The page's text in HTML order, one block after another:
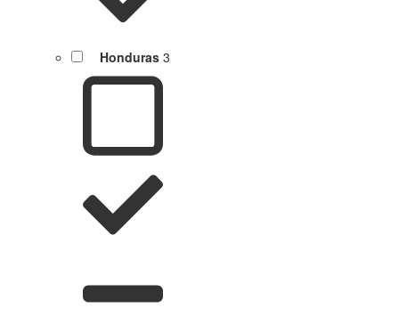
Honduras 3